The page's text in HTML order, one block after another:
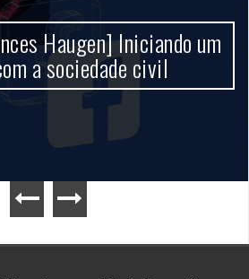
Haugen] Iniciando um
a sociedade civil